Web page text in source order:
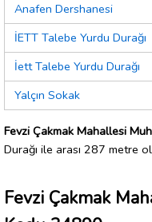
Anafen Dershanesi
İETT Talebe Yurdu Durağı
İett Talebe Yurdu Durağı
Yalçın Sokak
Fevzi Çakmak Mahallesi
Durağı ile arası 287 metre
Fevzi Çakmak